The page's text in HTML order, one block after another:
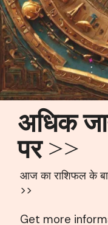
अधिक
पर >>
आज का राशिफल के
>>
Get more